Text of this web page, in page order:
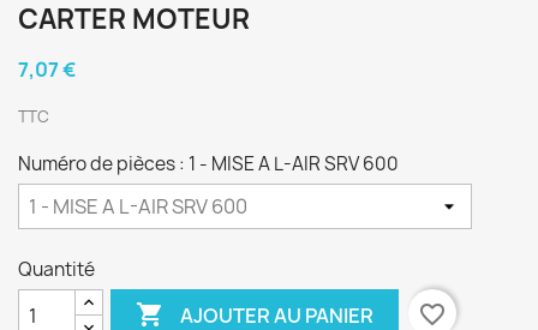
CARTER MOTEUR
7,07 €
TTC
Numéro de pièces : 1 - MISE A L-AIR SRV 600
Quantité
 AJOUTER AU PANIER favorite_border